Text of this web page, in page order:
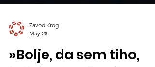
Zavod Krog
May 28